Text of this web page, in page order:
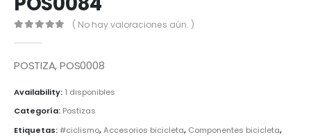
( No hay valoraciones aún. )
POSTIZA, POS0008
Availability: 1 disponibles
Categoría: Postizas
Etiquetas:#ciclismo,Accesorios bicicleta, Componentes bicicleta,